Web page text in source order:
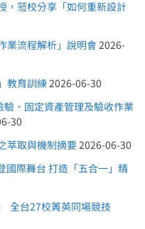
，蒞校分享「如何重新設計
業流程解析」說明會 2026-
教育訓練 2026-06-30
、固定資產管理及驗收作業
30
萃取與機制摘要 2026-06-30
國際舞台 打造「五合一」精
全台27校菁英同場競技